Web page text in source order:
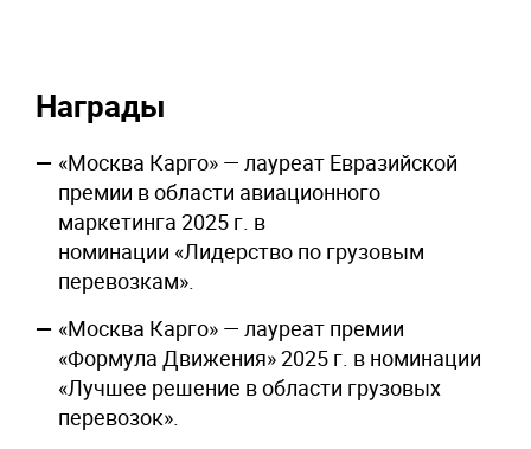
Награды
«Москва Карго» — лауреат Евразийской
премии в области авиационного
маркетинга 2025 г. в
номинации «Лидерство по грузовым
перевозкам».
«Москва Карго» — лауреат премии
«Формула Движения» 2025 г. в номинации
«Лучшее решение в области грузовых
перевозок».